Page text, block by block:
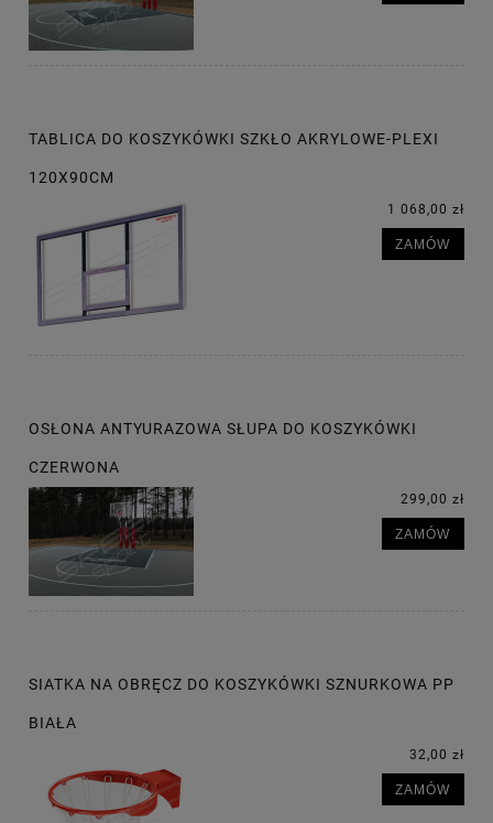
TABLICA DO KOSZYKÓWKI SZKŁO AKRYLOWE-PLEXI
120X90CM
1 068,00 zł
ZAMÓW
OSŁONA ANTYURAZOWA SŁUPA DO KOSZYKÓWKI
CZERWONA
299,00 zł
ZAMÓW
SIATKA NA OBRĘCZ DO KOSZYKÓWKI SZNURKOWA PP
BIAŁA
32,00 zł
ZAMÓW